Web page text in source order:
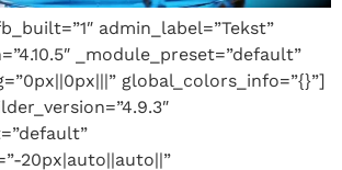
admin_label=”Tekst”
_module_preset=”default”
global_colors_info=”{}”]
20px|auto||auto||”